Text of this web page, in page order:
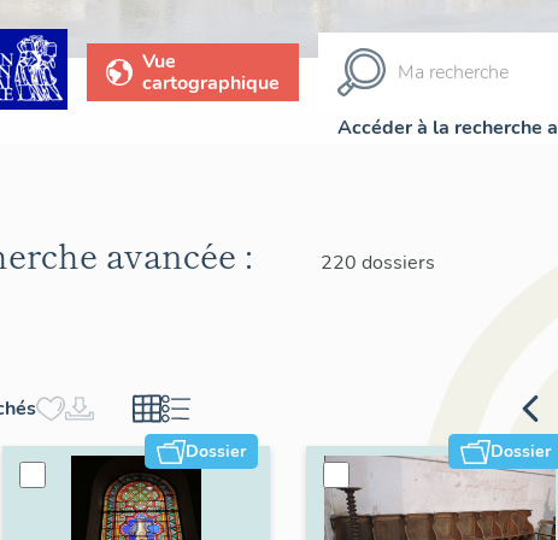
Vue
cartographique
Accéder à la recherche
avancée : 220 dossiers
Dossier Dossier